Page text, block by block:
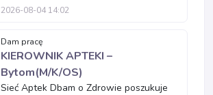
2026-08-04 14:02
Dam pracę
KIEROWNIK APTEKI –
Bytom(M/K/OS)
Sieć Aptek Dbam o Zdrowie poszukuje